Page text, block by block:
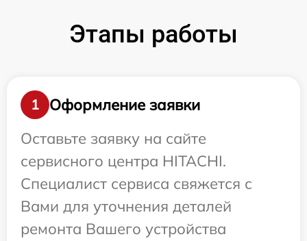
Этапы работы
1
Оформление заявки
Оставьте заявку на сайте
сервисного центра HITACHI.
Специалист сервиса свяжется с
Вами для уточнения деталей
ремонта Вашего устройства